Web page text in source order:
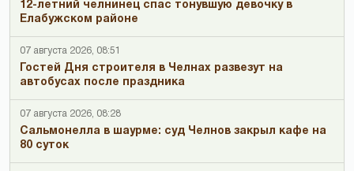
12-летний челнинец спас тонувшую девочку в
Елабужском районе
07 августа 2026, 08:51
Гостей Дня строителя в Челнах развезут на
автобусах после праздника
07 августа 2026, 08:28
Сальмонелла в шаурме: суд Челнов закрыл кафе на
80 суток